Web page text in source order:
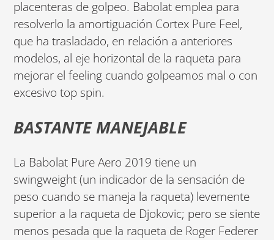
placenteras de golpeo. Babolat emplea para
resolverlo la amortiguación Cortex Pure Feel,
que ha trasladado, en relación a anteriores
modelos, al eje horizontal de la raqueta para
mejorar el feeling cuando golpeamos mal o con
excesivo top spin.
BASTANTE MANEJABLE
La Babolat Pure Aero 2019 tiene un
swingweight (un indicador de la sensación de
peso cuando se maneja la raqueta) levemente
superior a la raqueta de Djokovic; pero se siente
menos pesada que la raqueta de Roger Federer